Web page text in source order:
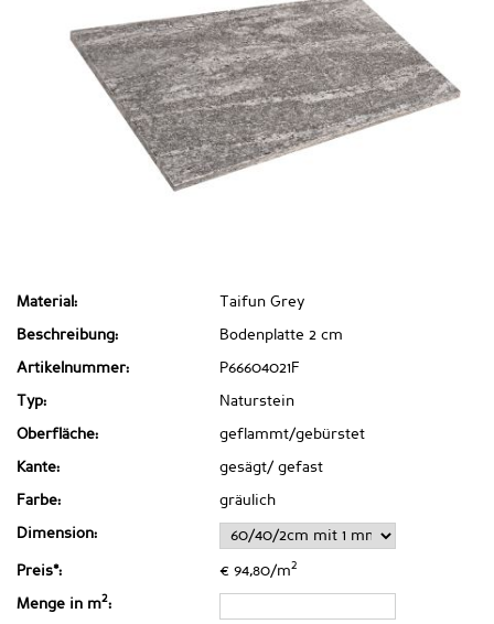
Material: Taifun Grey
Beschreibung: Bodenplatte 2 cm
Artikelnummer: P66604021F
Typ: Naturstein
Oberfläche: geflammt/gebürstet
Kante: gesägt/ gefast
Farbe: gräulich
Dimension:
Preis*: € 94,80/m2
Menge in m2: